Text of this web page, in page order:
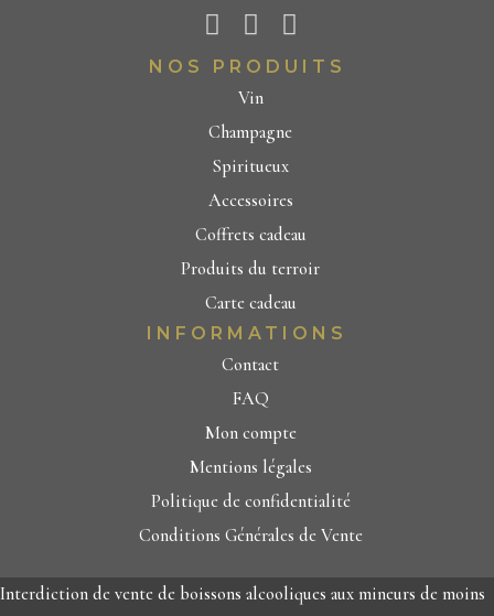
NOS PRODUITS
Vin
Champagne
Spiritueux
Accessoires
Coffrets cadeau
Produits du terroir
Carte cadeau
INFORMATIONS
Contact
FAQ
Mon compte
Mentions légales
Politique de confidentialité
Conditions Générales de Vente
Interdiction de vente de boissons alcooliques aux mineurs de moins